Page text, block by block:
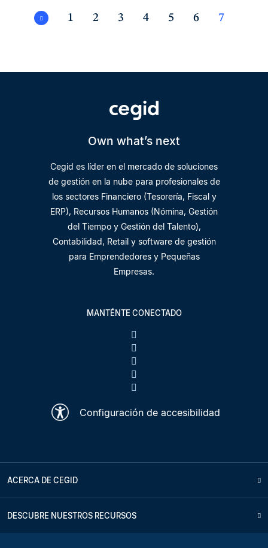
1 2 3 4 5 6 7
Own what’s next
Cegid es líder en el mercado de soluciones
de gestión en la nube para profesionales de
los sectores Financiero (Tesorería, Fiscal y
ERP), Recursos Humanos (Nómina, Gestión
del Tiempo y Gestión del Talento),
Contabilidad, Retail y software de gestión
para Emprendedores y Pequeñas
Empresas.
MANTÉNTE CONECTADO
Configuración de accesibilidad
ACERCA DE CEGID
DESCUBRE NUESTROS RECURSOS